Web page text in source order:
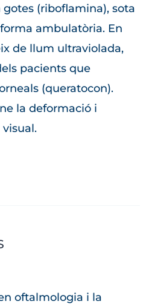
(riboflamina), sota
ambulatòria. En
de llum ultraviolada,
pacients que
(queratocon).
la deformació i
oftalmologia i la